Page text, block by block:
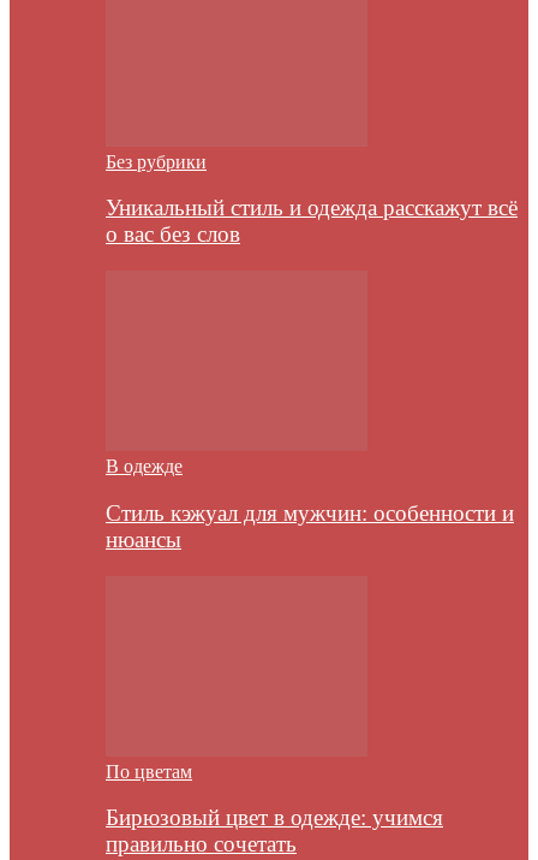
Без рубрики
Уникальный стиль и одежда расскажут всё
о вас без слов
В одежде
Стиль кэжуал для мужчин: особенности и
нюансы
По цветам
Бирюзовый цвет в одежде: учимся
правильно сочетать